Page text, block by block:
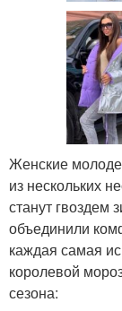
Женские
из нескольких
станут гвоздем
объединили
каждая самая
королевой
сезона: